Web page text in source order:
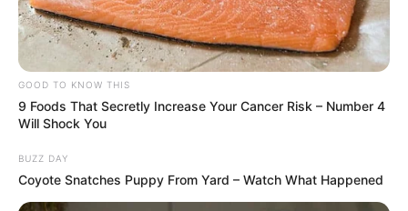
GOOD TO KNOW THIS
9 Foods That Secretly Increase Your Cancer Risk – Number 4
Will Shock You
BUZZ DAY
Coyote Snatches Puppy From Yard – Watch What Happened